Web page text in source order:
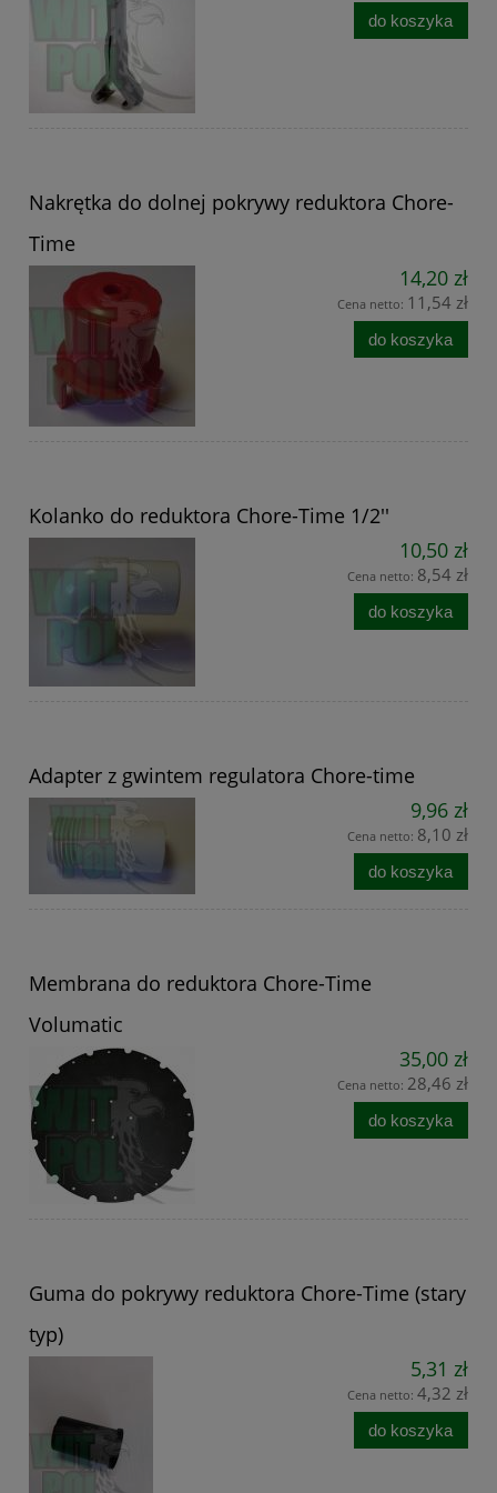
do koszyka
Nakrętka do dolnej pokrywy reduktora Chore-
Time
14,20 zł
Cena netto: 11,54 zł
do koszyka
Kolanko do reduktora Chore-Time 1/2''
10,50 zł
Cena netto: 8,54 zł
do koszyka
Adapter z gwintem regulatora Chore-time
9,96 zł
Cena netto: 8,10 zł
do koszyka
Membrana do reduktora Chore-Time
Volumatic
35,00 zł
Cena netto: 28,46 zł
do koszyka
Guma do pokrywy reduktora Chore-Time (stary
typ)
5,31 zł
Cena netto: 4,32 zł
do koszyka